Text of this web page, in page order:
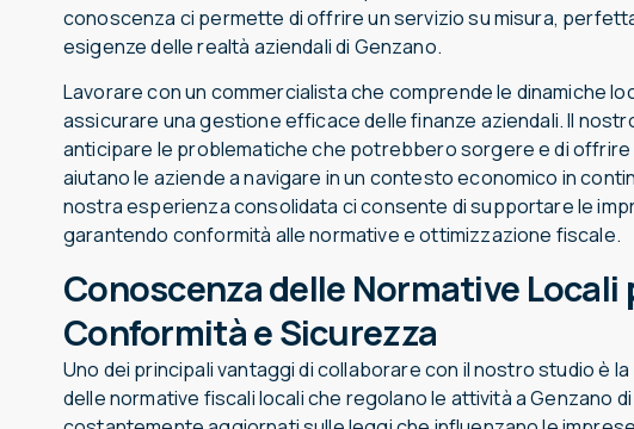
conoscenza ci permette di offrire un servizio su misura,
esigenze delle realtà aziendali di Genzano.
Lavorare con un commercialista che comprende le dinamiche
assicurare una gestione efficace delle finanze aziendali. Il
anticipare le problematiche che potrebbero sorgere e di
aiutano le aziende a navigare in un contesto economico in
nostra esperienza consolidata ci consente di supportare le
garantendo conformità alle normative e ottimizzazione fiscale.
Conoscenza delle Normative Locali
Conformità e Sicurezza
Uno dei principali vantaggi di collaborare con il nostro studio è
delle normative fiscali locali che regolano le attività a Genzano di